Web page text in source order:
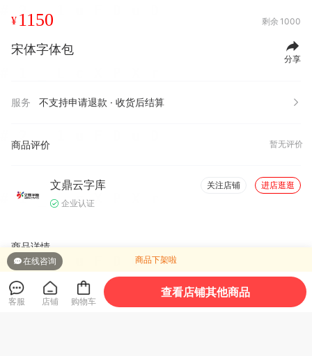
¥ 1150 剩余 1000
宋体字体包
分享
服务 不支持申请退款 · 收货后结算
商品评价 暂无评价
文鼎云字库 关注店铺
进店逛逛
企业认证
商品详情
在线咨询 商品下架啦
客服 店铺 购物车
查看店铺其他商品